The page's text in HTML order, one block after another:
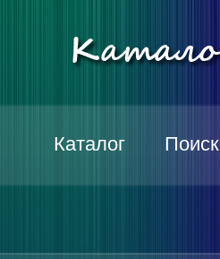
Каталог Поиск